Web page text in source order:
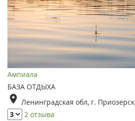
Ампиала
БАЗА ОТДЫХА
Ленинградская обл, г.
2 отзыва